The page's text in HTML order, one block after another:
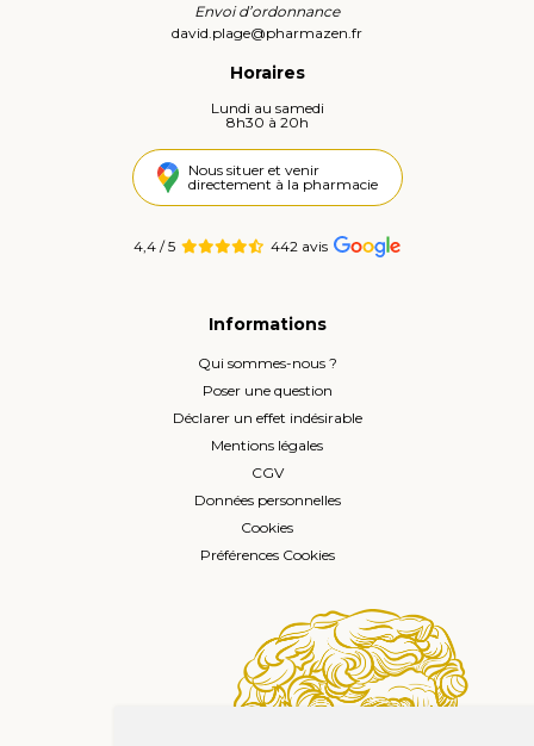
Envoi d’ordonnance
david.plage@pharmazen.fr
Horaires
Lundi au samedi
8h30 à 20h
Nous situer et venir
directement à la pharmacie
4,4 / 5 442 avis
Informations
Qui sommes-nous ?
Poser une question
Déclarer un effet indésirable
Mentions légales
CGV
Données personnelles
Cookies
Préférences Cookies